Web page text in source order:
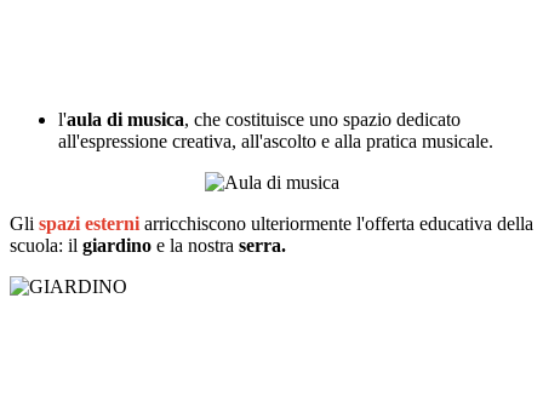
l'aula di musica, che costituisce uno spazio dedicato
all'espressione creativa, all'ascolto e alla pratica musicale.
Gli spazi esterni arricchiscono ulteriormente l'offerta educativa della
scuola: il giardino e la nostra serra.